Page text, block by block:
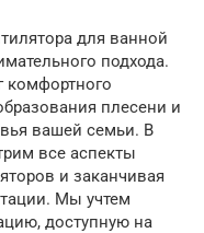
для ванной
подхода.
комфортного
плесени и
вашей семьи. В
все аспекты
и заканчивая
Мы учтем
доступную на